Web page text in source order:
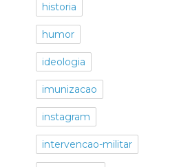
historia
humor
ideologia
imunizacao
instagram
intervencao-militar